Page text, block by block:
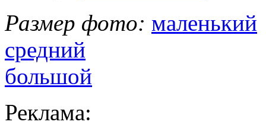
Размер фото: маленький
средний
большой
Реклама: